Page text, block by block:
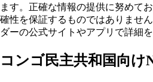
ます。正確な情報の提供に努めて
確性を保証するものではありませ
ダーの公式サイトやアプリで詳細
コンゴ民主共和国向け